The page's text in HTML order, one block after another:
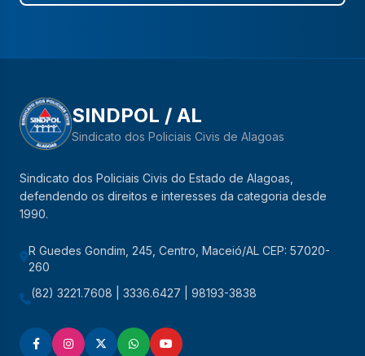
SINDPOL / AL
Sindicato dos Policiais Civis de Alagoas
Sindicato dos Policiais Civis do Estado de Alagoas,
defendendo os direitos e interesses da categoria desde
1990.
R Guedes Gondim, 245, Centro, Maceió/AL CEP: 57020-
260
(82) 3221.7608 | 3336.6427 | 98193-3838